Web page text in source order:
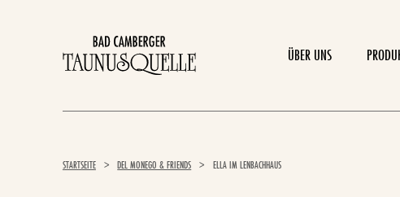
ÜBER UNS
STARTSEITE > DEL MONEGO & FRIENDS > ELLA IM LENBACHHAUS